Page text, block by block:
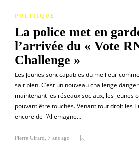
POLITIQUE
La police met en
l’arrivée du « Vote
Challenge »
Les jeunes sont capables du meilleur
sait bien. C’est un nouveau challenge
maintenant les réseaux sociaux, les jeunes
pouvant être touchés. Venant tout droit les
encore de l’Allemagne…
Pierre Girard 7 ans ago